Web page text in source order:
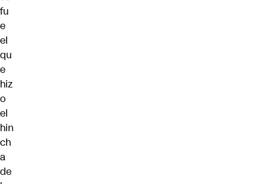
fu
e
el
qu
e
hiz
o
el
hin
ch
a
de